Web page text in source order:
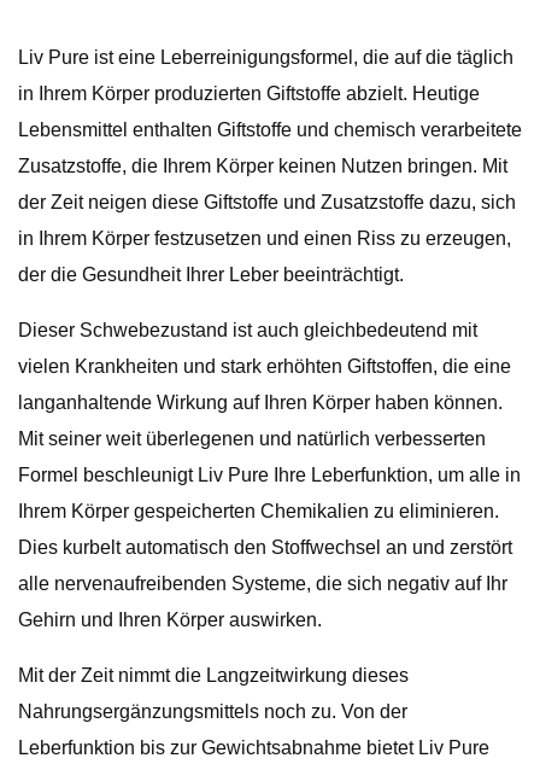
Liv Pure ist eine Leberreinigungsformel, die auf die täglich
in Ihrem Körper produzierten Giftstoffe abzielt. Heutige
Lebensmittel enthalten Giftstoffe und chemisch verarbeitete
Zusatzstoffe, die Ihrem Körper keinen Nutzen bringen. Mit
der Zeit neigen diese Giftstoffe und Zusatzstoffe dazu, sich
in Ihrem Körper festzusetzen und einen Riss zu erzeugen,
der die Gesundheit Ihrer Leber beeinträchtigt.
Dieser Schwebezustand ist auch gleichbedeutend mit
vielen Krankheiten und stark erhöhten Giftstoffen, die eine
langanhaltende Wirkung auf Ihren Körper haben können.
Mit seiner weit überlegenen und natürlich verbesserten
Formel beschleunigt Liv Pure Ihre Leberfunktion, um alle in
Ihrem Körper gespeicherten Chemikalien zu eliminieren.
Dies kurbelt automatisch den Stoffwechsel an und zerstört
alle nervenaufreibenden Systeme, die sich negativ auf Ihr
Gehirn und Ihren Körper auswirken.
Mit der Zeit nimmt die Langzeitwirkung dieses
Nahrungsergänzungsmittels noch zu. Von der
Leberfunktion bis zur Gewichtsabnahme bietet Liv Pure